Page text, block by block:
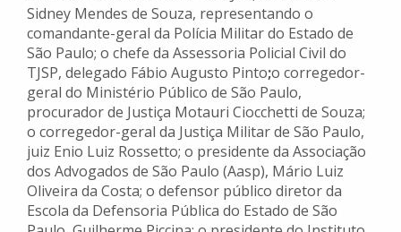
Sidney Mendes de Souza, representando o
comandante-geral da Polícia Militar do Estado de
São Paulo; o chefe da Assessoria Policial Civil do
TJSP, delegado Fábio Augusto Pinto;o corregedor-
geral do Ministério Público de São Paulo,
procurador de Justiça Motauri Ciocchetti de Souza;
o corregedor-geral da Justiça Militar de São Paulo,
juiz Enio Luiz Rossetto; o presidente da Associação
dos Advogados de São Paulo (Aasp), Mário Luiz
Oliveira da Costa; o defensor público diretor da
Escola da Defensoria Pública do Estado de São